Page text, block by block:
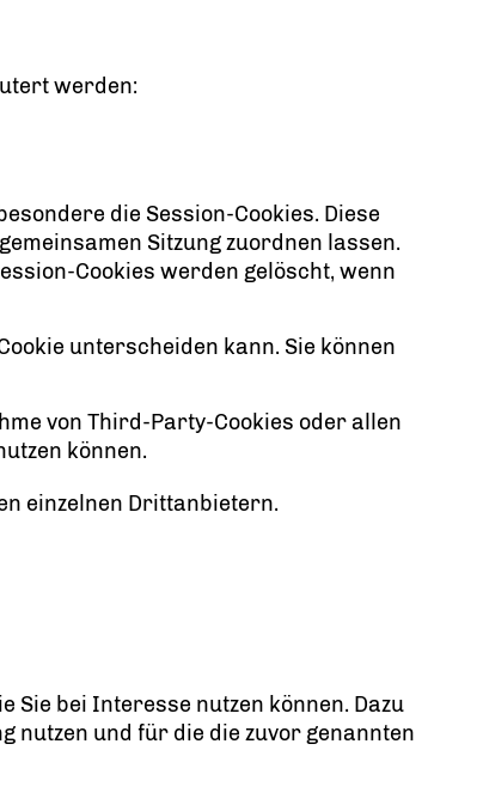
werden:
die Session-Cookies. Diese
Sitzung zuordnen lassen.
Cookies werden gelöscht, wenn
unterscheiden kann. Sie können
von Third-Party-Cookies oder allen
können.
einzelnen Drittanbietern.
Sie bei Interesse nutzen können. Dazu
nutzen und für die die zuvor genannten